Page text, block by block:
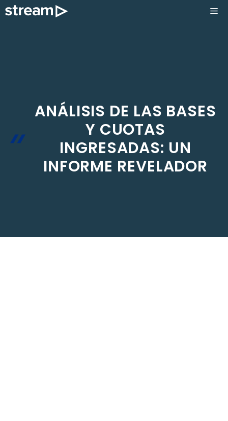
Saltar
ANÁLISIS DE LAS BASES
Y CUOTAS
INGRESADAS: UN
INFORME REVELADOR